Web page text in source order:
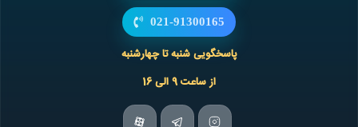
021-91300165
پاسخگویی شنبه تا چهارشنبه
از ساعت 9 الی 16